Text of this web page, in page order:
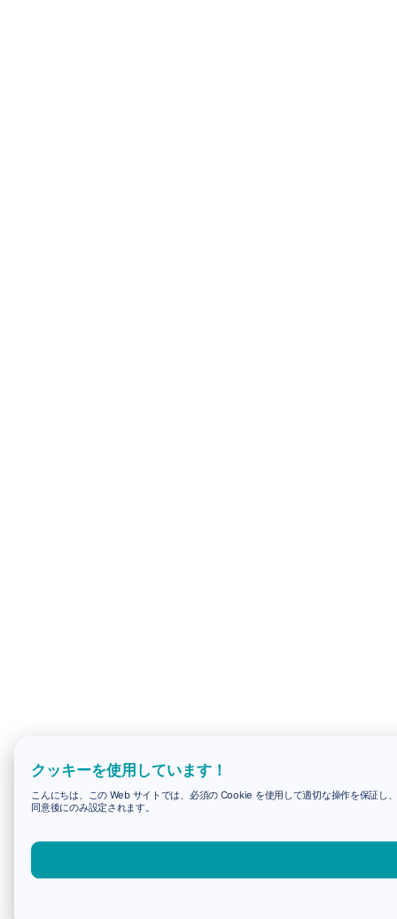
クッキーを使用しています！
こんにちは、この Web サイトでは、必須の Cookie を使用して適切な操作を保証
同意後にのみ設定されます。